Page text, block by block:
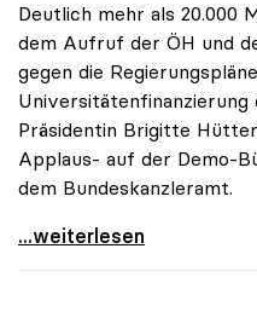
Deutlich mehr als 20.000
dem Aufruf der ÖH und
gegen die
Präsidentin Brigitte
Applaus- auf der Demo-
dem Bundeskanzleramt.
\"Wir nehmen es nicht
...weiterlesen